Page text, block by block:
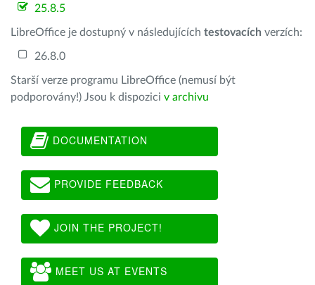
25.8.5
LibreOffice je dostupný v následujících testovacích verzích:
26.8.0
Starší verze programu LibreOffice (nemusí být
podporovány!) Jsou k dispozici v archivu
DOCUMENTATION
PROVIDE FEEDBACK
JOIN THE PROJECT!
MEET US AT EVENTS